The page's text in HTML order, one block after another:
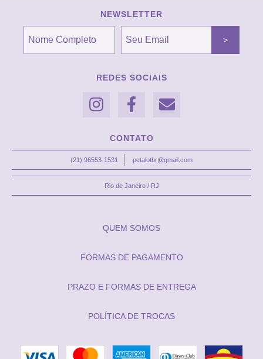
NEWSLETTER
REDES SOCIAIS
CONTATO
(21) 96553-1531 petalotbr@gmail.com
Rio de Janeiro / RJ
QUEM SOMOS
FORMAS DE PAGAMENTO
PRAZO E FORMAS DE ENTREGA
POLÍTICA DE TROCAS